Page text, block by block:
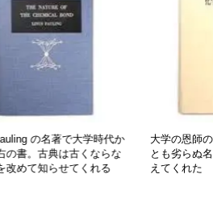
の名著で大学時代か
書。古典は古くならな
めて知らせてくれる
大学の恩師の
とも劣らぬ名
えてくれた